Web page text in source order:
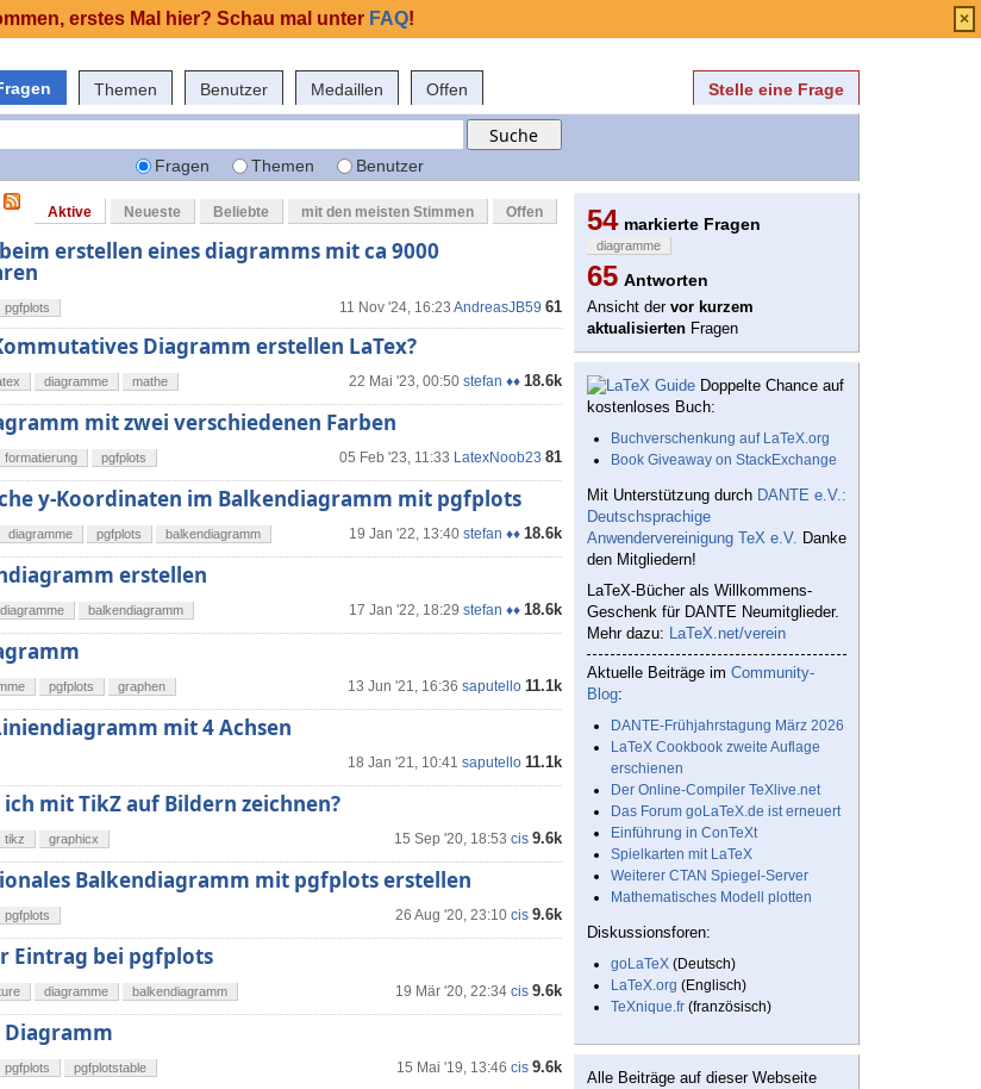
Themen Benutzer Medaillen Offen Stelle eine Frage
Fragen Themen Benutzer
Aktive Neueste Beliebte mit den meisten Stimmen Offen
erstellen eines diagramms mit ca 9000
11 Nov '24, 16:23 AndreasJB59 61
pgfplots
Diagramm erstellen LaTex?
22 Mai '23, 00:50 stefan ♦♦ 18.6k
diagramme mathe
mit zwei verschiedenen Farben
05 Feb '23, 11:33 LatexNoob23 81
formatierung pgfplots
y-Koordinaten im Balkendiagramm mit pgfplots
19 Jan '22, 13:40 stefan ♦♦ 18.6k
diagramme pgfplots balkendiagramm
erstellen
17 Jan '22, 18:29 stefan ♦♦ 18.6k
diagramme balkendiagramm
13 Jun '21, 16:36 saputello 11.1k
pgfplots graphen
mit 4 Achsen
18 Jan '21, 10:41 saputello 11.1k
mit TikZ auf Bildern zeichnen?
15 Sep '20, 18:53 cis 9.6k
tikz graphicx
Balkendiagramm mit pgfplots erstellen
26 Aug '20, 23:10 cis 9.6k
pgfplots
Eintrag bei pgfplots
19 Mär '20, 22:34 cis 9.6k
diagramme balkendiagramm
Diagramm
15 Mai '19, 13:46 cis 9.6k
pgfplots pgfplotstable
54 markierte Fragen
diagramme
65 Antworten
Ansicht der vor kurzem
aktualisierten Fragen
Doppelte Chance auf
kostenloses Buch:
Buchverschenkung auf LaTeX.org
Book Giveaway on StackExchange
Mit Unterstützung durch DANTE e.V.:
Deutschsprachige
Anwendervereinigung TeX e.V. Danke
den Mitgliedern!
LaTeX-Bücher als Willkommens-
Geschenk für DANTE Neumitglieder.
Mehr dazu: LaTeX.net/verein
Aktuelle Beiträge im Community-
Blog:
DANTE-Frühjahrstagung März 2026
LaTeX Cookbook zweite Auflage
erschienen
Der Online-Compiler TeXlive.net
Das Forum goLaTeX.de ist erneuert
Einführung in ConTeXt
Spielkarten mit LaTeX
Weiterer CTAN Spiegel-Server
Mathematisches Modell plotten
Diskussionsforen:
goLaTeX (Deutsch)
LaTeX.org (Englisch)
TeXnique.fr (französisch)
Alle Beiträge auf dieser Webseite
erstes Mal hier? Schau mal unter FAQ! ×